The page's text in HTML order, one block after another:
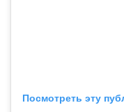
Посмотреть эту